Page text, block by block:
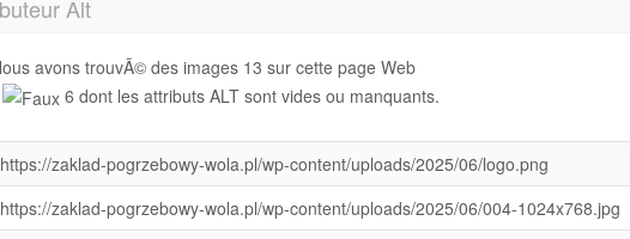
Alt
avons trouvÃ© des images 13 sur cette page Web
6 dont les attributs ALT sont vides ou manquants.
https://zaklad-pogrzebowy-wola.pl/wp-content/uploads/2025/06/logo.png
https://zaklad-pogrzebowy-wola.pl/wp-content/uploads/2025/06/004-1024x768.jpg